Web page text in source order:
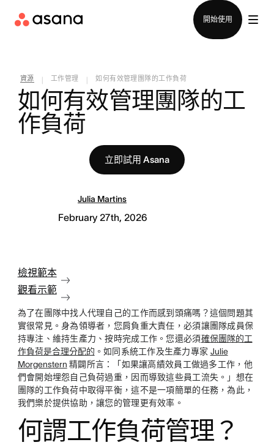
開始使用
資源 工作管理 如何有效管理團隊的工作負荷
如何有效管理團隊的工
作負荷
立即試用 Asana
Julia Martins
February 27th, 2026
檢視範本
觀看示範
為了在團隊中找人代理自己的工作而感到頭痛嗎？這個問題其
實很常見。身為領導者，您肩負重大責任，必須讓團隊成員保
持專注、維持生產力、按時完成工作。您還必須確保團隊的工
作負荷是合理分配的 。如同系統工作及生產力專家 Julie
Morgenstern 精闢所言：「如果讓高績效員工做過多工作，他
們會開始埋怨自己負荷過重，因而導致這些員工流失。」想在
團隊的工作負荷中取得平衡，這不是一項簡單的任務，為此，
我們樂於提供協助，讓您的管理更有效率。
何謂工作負荷管理？